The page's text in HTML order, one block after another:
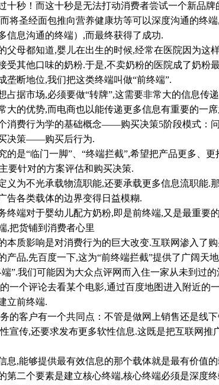
十秒！而这十秒是无法打动消费者尝试一个新品牌
圣经面包推向营养健康坊等可以深度沟通的终端
信息沟通的终端）,而最终获得了成功.
母都知道,婴儿在出生的时候,经常在医院因为这样
受其他口味的奶粉.于是,不卖奶粉的医院成了奶粉
垄断地位,我们把这类终端叫做“前终端”.
据市场,必须要做“转牌”,这需要非常大的信息传
大的优势,而电商也以能传递更多信息有重要的一
费行为学的基础概念——购买决策5阶段模式
决策——购买后行为.
是“临门一脚”、“终端拦截”,希望把产品更多、更
要针对的方案评估和购买决策.
为不光承载物流职能,还要承载更多信息流职能.
告各类载体的边界变得日益模糊.
端对于婴幼儿配方奶粉,即是前终端,又是最重要
货铺到消费者心里
质影响是对消费行为的巨大改变.互联网渗入了购
产品,先百度一下,这为“前终端拦截”提供了广阔天
端”.我们可能因为大众点评网而入住一家从未到过
一个评论去看某个电影,通过百度地图进入附近的
立前终端.
客户有一个共同点：不管是做网上销售还是线下
宣传,还要求发布更多软性信息.这既是把互联网推
,能够提供最有效信息的那个载体就是最有价值的
二个要素是建立核心终端,核心终端必须是深度终